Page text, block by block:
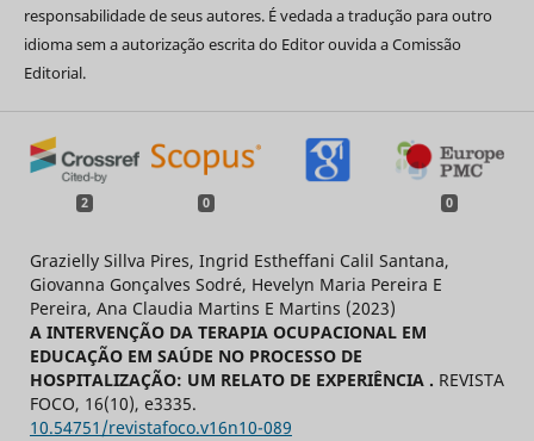
responsabilidade de seus autores. É vedada a tradução para outro
idioma sem a autorização escrita do Editor ouvida a Comissão
Editorial.
2 0 0
Grazielly Sillva Pires, Ingrid Estheffani Calil Santana,
Giovanna Gonçalves Sodré, Hevelyn Maria Pereira E
Pereira, Ana Claudia Martins E Martins (2023)
A INTERVENÇÃO DA TERAPIA OCUPACIONAL EM
EDUCAÇÃO EM SAÚDE NO PROCESSO DE
HOSPITALIZAÇÃO: UM RELATO DE EXPERIÊNCIA . REVISTA
FOCO, 16(10), e3335.
10.54751/revistafoco.v16n10-089